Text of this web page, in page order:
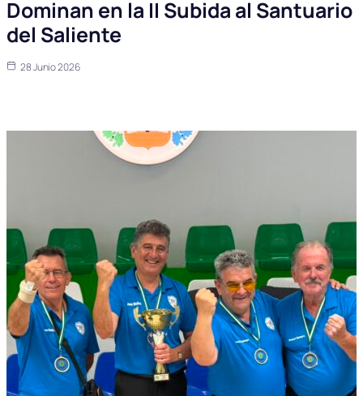
Dominan en la II Subida al Santuario
del Saliente
28 Junio 2026